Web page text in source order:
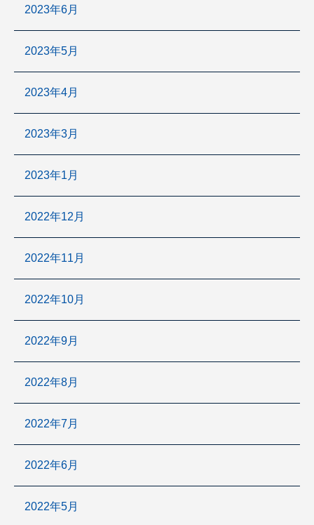
2023年6月
2023年5月
2023年4月
2023年3月
2023年1月
2022年12月
2022年11月
2022年10月
2022年9月
2022年8月
2022年7月
2022年6月
2022年5月